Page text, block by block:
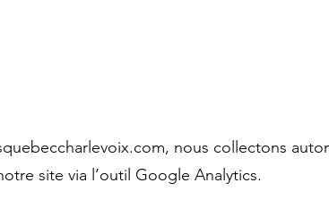
, nous collectons
site via l’outil Google Analytics.